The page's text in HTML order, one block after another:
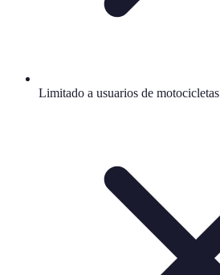
Limitado a usuarios de motocicletas